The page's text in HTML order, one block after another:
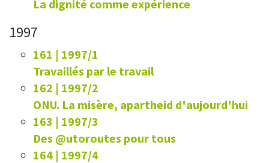
La dignité comme expérience
1997
161 | 1997/1
Travaillés par le travail
162 | 1997/2
ONU. La misère, apartheid d'aujourd'hui
163 | 1997/3
Des @utoroutes pour tous
164 | 1997/4